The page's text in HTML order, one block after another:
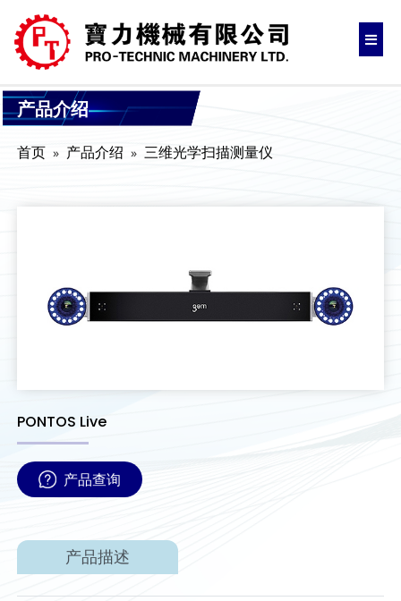
产品介绍
首页 产品介绍 三维光学扫描测量仪
PONTOS Live
产品查询
产品描述